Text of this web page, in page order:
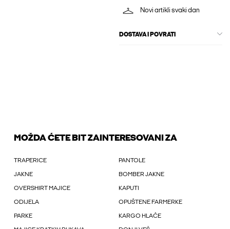
Novi artikli svaki dan
DOSTAVA I POVRATI
MOŽDA ĆETE BIT ZAINTERESOVANI ZA
TRAPERICE PANTOLE
JAKNE BOMBER JAKNE
OVERSHIRT MAJICE KAPUTI
ODIJELA OPUŠTENE FARMERKE
PARKE KARGO HLAČE